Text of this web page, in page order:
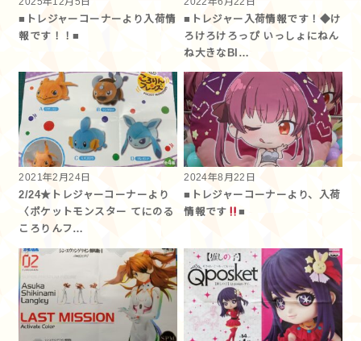
■トレジャーコーナーより入荷情
報です！！■
■トレジャー入荷情報です！◆け
ろけろけろっぴ いっしょにねん
ね大きなBI…
2021年2月24日
2/24★トレジャーコーナーより
〈ポケットモンスター てにのる
ころりんフ…
2024年8月22日
■トレジャーコーナーより、入荷
情報です
■